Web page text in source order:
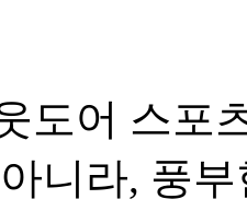
도어 스포
니라, 풍